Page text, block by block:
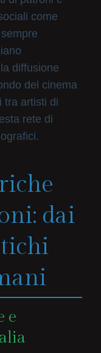
come
diffusione
del cinema
tra artisti di
rete di
dai
e